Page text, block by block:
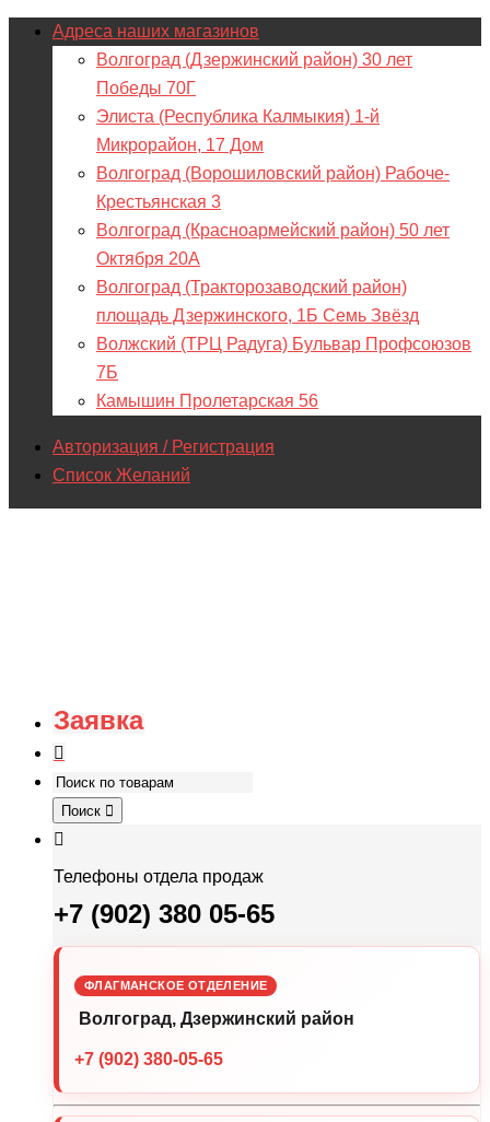
Адреса наших магазинов
Волгоград (Дзержинский район) 30 лет
Победы 70Г
Элиста (Республика Калмыкия) 1-й
Микрорайон, 17 Дом
Волгоград (Ворошиловский район) Рабоче-
Крестьянская 3
Волгоград (Красноармейский район) 50 лет
Октября 20А
Волгоград (Тракторозаводский район)
площадь Дзержинского, 1Б Семь Звёзд
Волжский (ТРЦ Радуга) Бульвар Профсоюзов
7Б
Камышин Пролетарская 56
Авторизация / Регистрация
Список Желаний
Заявка
Поиск
Телефоны отдела продаж
+7 (902) 380 05-65
ФЛАГМАНСКОЕ ОТДЕЛЕНИЕ
Волгоград, Дзержинский район
+7 (902) 380-05-65